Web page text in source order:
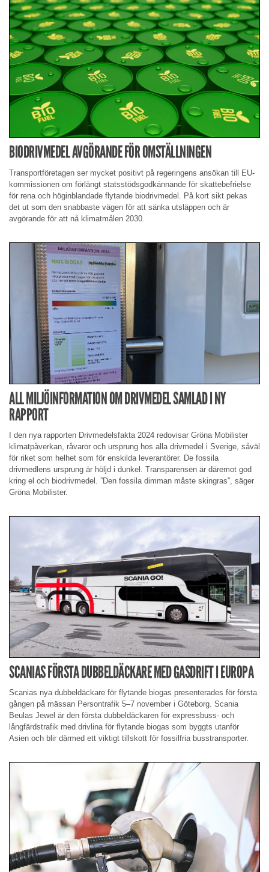
BIODRIVMEDEL AVGÖRANDE FÖR OMSTÄLLNINGEN
Transportföretagen ser mycket positivt på regeringens ansökan till EU-
kommissionen om förlängt statsstödsgodkännande för skattebefrielse
för rena och höginblandade flytande biodrivmedel. På kort sikt pekas
det ut som den snabbaste vägen för att sänka utsläppen och är
avgörande för att nå klimatmålen 2030.
ALL MILJÖINFORMATION OM DRIVMEDEL SAMLAD I NY
RAPPORT
I den nya rapporten Drivmedelsfakta 2024 redovisar Gröna Mobilister
klimatpåverkan, råvaror och ursprung hos alla drivmedel i Sverige, såväl
för riket som helhet som för enskilda leverantörer. De fossila
drivmedlens ursprung är höljd i dunkel. Transparensen är däremot god
kring el och biodrivmedel. ”Den fossila dimman måste skingras”, säger
Gröna Mobilister.
SCANIAS FÖRSTA DUBBELDÄCKARE MED GASDRIFT I EUROPA
Scanias nya dubbeldäckare för flytande biogas presenterades för första
gången på mässan Persontrafik 5–7 november i Göteborg. Scania
Beulas Jewel är den första dubbeldäckaren för expressbuss- och
långfärdstrafik med drivlina för flytande biogas som byggts utanför
Asien och blir därmed ett viktigt tillskott för fossilfria busstransporter.